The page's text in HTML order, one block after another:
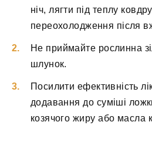
ніч, лягти під теплу
переохолодження після
Не приймайте рослинна
шлунок.
Посилити ефективність
додавання до суміші
козячого жиру або масла